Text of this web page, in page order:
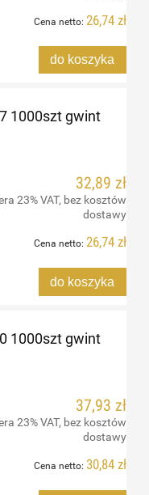
Cena netto: 26,74 zł
do koszyka
1000szt gwint
32,89 zł
23% VAT, bez kosztów
dostawy
Cena netto: 26,74 zł
do koszyka
1000szt gwint
37,93 zł
23% VAT, bez kosztów
dostawy
Cena netto: 30,84 zł